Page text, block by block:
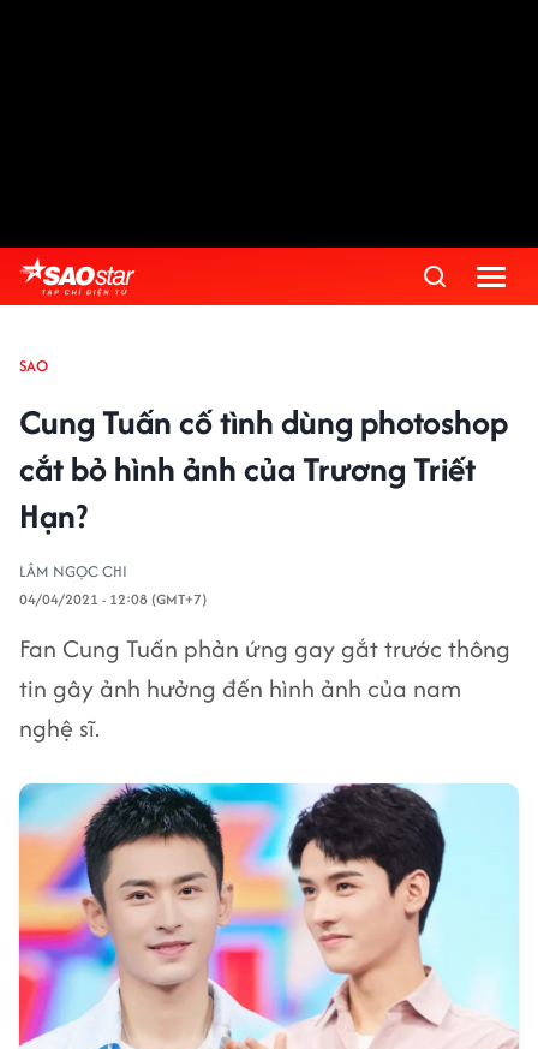
SAO
Cung Tuấn cố tình dùng photoshop
cắt bỏ hình ảnh của Trương Triết
Hạn?
LÂM NGỌC CHI
04/04/2021 - 12:08 (GMT+7)
Fan Cung Tuấn phản ứng gay gắt trước thông
tin gây ảnh hưởng đến hình ảnh của nam
nghệ sĩ.